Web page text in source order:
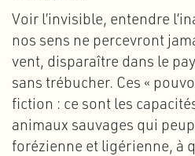
Voir l’invisible, entendre
nos sens ne percevront
vent, disparaître dans le
sans trébucher. Ces «
fiction : ce sont les
animaux sauvages qui
forézienne et ligérienne, à